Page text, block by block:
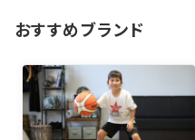
おすすめブランド